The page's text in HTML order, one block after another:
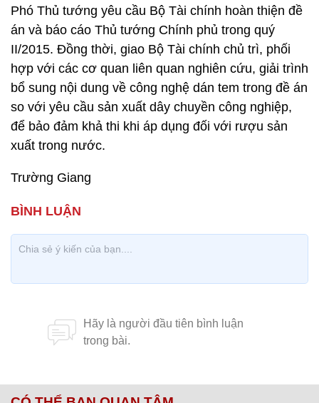
Phó Thủ tướng yêu cầu Bộ Tài chính hoàn thiện đề
án và báo cáo Thủ tướng Chính phủ trong quý
II/2015. Đồng thời, giao Bộ Tài chính chủ trì, phối
hợp với các cơ quan liên quan nghiên cứu, giải trình
bổ sung nội dung về công nghệ dán tem trong đề án
so với yêu cầu sản xuất dây chuyền công nghiệp,
để bảo đảm khả thi khi áp dụng đối với rượu sản
xuất trong nước.
Trường Giang